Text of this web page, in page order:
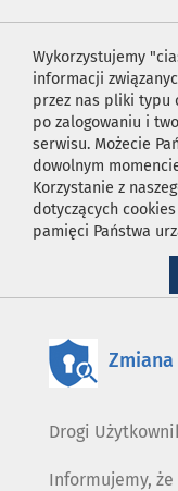
Wykorzystujemy
informacji
przez nas pliki typu
po zalogowaniu i
serwisu. Możecie
dowolnym
Korzystanie z
dotyczących
pamięci Państwa
Drogi
Informujemy,